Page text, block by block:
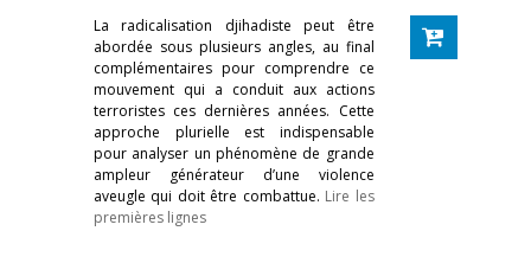
La radicalisation djihadiste peut être
abordée sous plusieurs angles, au final
complémentaires pour comprendre ce
mouvement qui a conduit aux actions
terroristes ces dernières années. Cette
approche plurielle est indispensable
pour analyser un phénomène de grande
ampleur générateur d’une violence
aveugle qui doit être combattue. Lire les
premières lignes